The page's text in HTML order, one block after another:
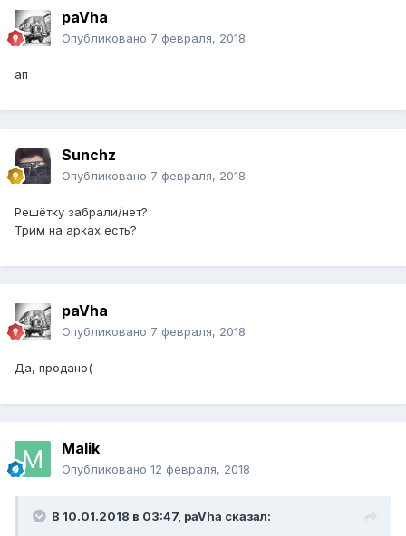
paVha
Опубликовано 7 февраля, 2018
ап
Sunchz
Опубликовано 7 февраля, 2018
Решётку забрали/нет?
Трим на арках есть?
paVha
Опубликовано 7 февраля, 2018
Да, продано(
Malik
Опубликовано 12 февраля, 2018
В 10.01.2018 в 03:47, paVha сказал: